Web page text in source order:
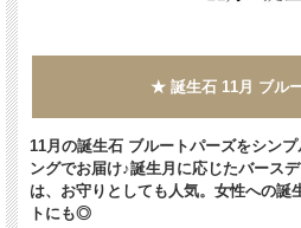
★ 誕生石 11月 ブル
11月の誕生石 ブルートパーズをシン
ングでお届け♪誕生月に応じたバース
は、お守りとしても人気。女性への誕
トにも◎